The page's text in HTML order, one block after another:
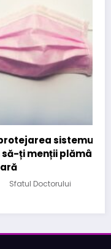
sănătoși